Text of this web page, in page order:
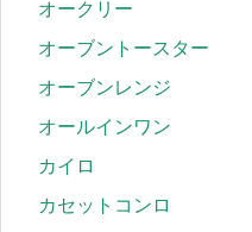
オークリー
オーブントースター
オーブンレンジ
オールインワン
カイロ
カセットコンロ